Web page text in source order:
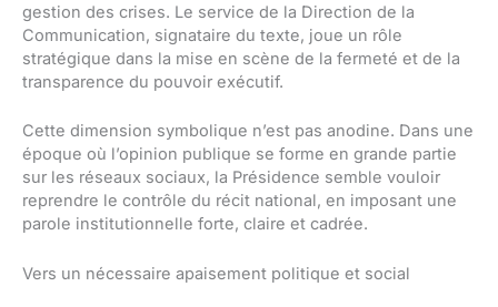
gestion des crises. Le service de la Direction de la
Communication, signataire du texte, joue un rôle
stratégique dans la mise en scène de la fermeté et de la
transparence du pouvoir exécutif.
Cette dimension symbolique n’est pas anodine. Dans une
époque où l’opinion publique se forme en grande partie
sur les réseaux sociaux, la Présidence semble vouloir
reprendre le contrôle du récit national, en imposant une
parole institutionnelle forte, claire et cadrée.
Vers un nécessaire apaisement politique et social